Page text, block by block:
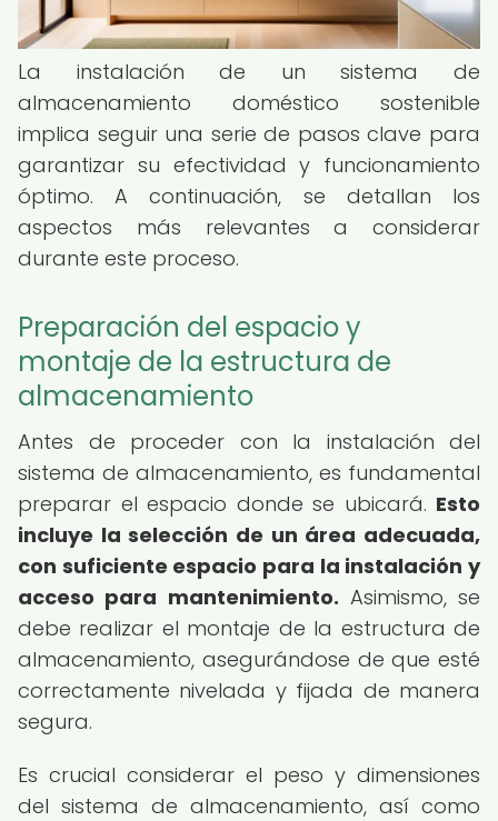
La instalación de un sistema de
almacenamiento doméstico sostenible
implica seguir una serie de pasos clave para
garantizar su efectividad y funcionamiento
óptimo. A continuación, se detallan los
aspectos más relevantes a considerar
durante este proceso.
Preparación del espacio y
montaje de la estructura de
almacenamiento
Antes de proceder con la instalación del
sistema de almacenamiento, es fundamental
preparar el espacio donde se ubicará. Esto
incluye la selección de un área adecuada,
con suficiente espacio para la instalación y
acceso para mantenimiento. Asimismo, se
debe realizar el montaje de la estructura de
almacenamiento, asegurándose de que esté
correctamente nivelada y fijada de manera
segura.
Es crucial considerar el peso y dimensiones
del sistema de almacenamiento, así como